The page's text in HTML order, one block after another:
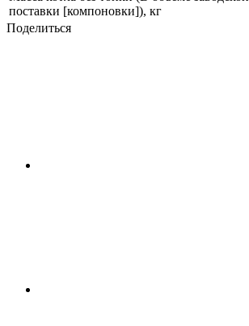
поставки [компоновки]), кг
Поделиться